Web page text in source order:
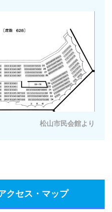
松山市民会館より
クセス・マップ